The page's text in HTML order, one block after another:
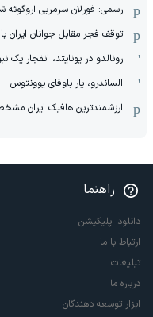
رسمی: فورلان سرمربی اروگوئه
توقف فجر مقابل جوانان ایران
رونالدو در یونایتد، انفجار یک
الساندرو، یار باوفای یوونتوس
ارزشمندترین هافبک ایران
راهنما
دانلود اپلیکیشن
ارتباط با ما
تبلیغات
درباره ما
ابزار توسعه دهندگان